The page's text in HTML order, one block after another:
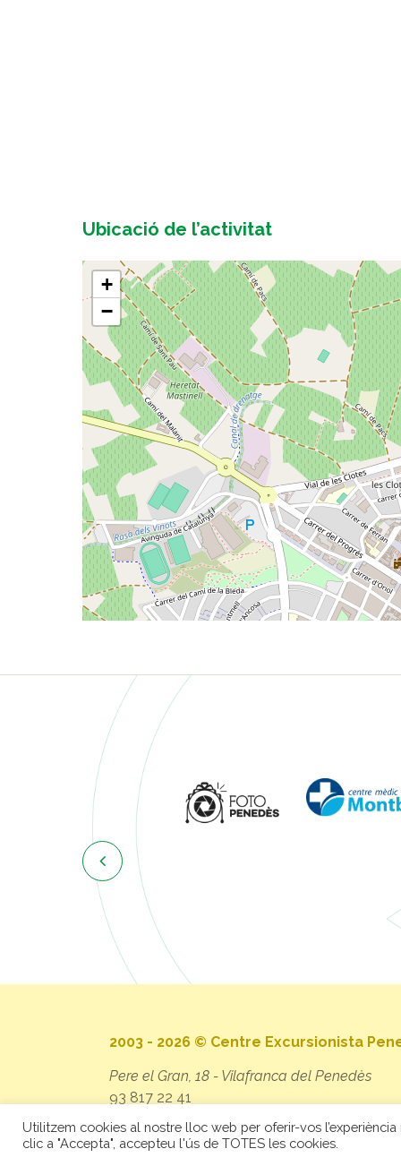
Ubicació de l’activitat
+
−

2003 - 2026 © Centre Excursionista
Pere el Gran, 18 - Vilafranca del Penedès
93 817 22 41
secretaria@cep.cat
Utilitzem cookies al nostre lloc web per oferir-vos
clic a "Accepta", accepteu l'ús de TOTES les cookies.